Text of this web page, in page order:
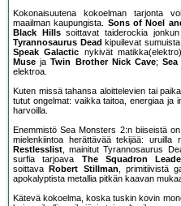
Kokonaisuutena kokoelman tarjonta
maailman kaupungista. Sons of Noel
Black Hillssoittavat taiderockia jonkun
Tyrannosaurus Dead kipuilevat
Speak Galactic nykivät
Muse jaTwin Brother Nick Cave;Sea
elektroa.
Kuten missä tahansa aloittelevien tai
tutut ongelmat: vaikka taitoa, energiaa ja
harvoilla.
Enemmistö Sea Monsters 2:n biiseistä
mielenkiintoa herättävää tekijää: uruilla
Restlesslist, mainitut Tyrannosaurus
surfia tarjoava The Squadron
soittava
Robert Stillman, primitiivistä
apokalyptista metallia pitkän kaavan
Kätevä kokoelma, koska tuskin kovin